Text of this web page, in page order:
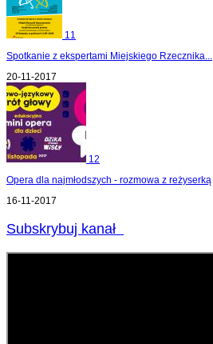
11
Spotkanie z ekspertami Miejskiego Rzecznika...
20-11-2017
12
Opera dla najmłodszych - rozmowa z reżyserką
16-11-2017
Subskrybuj kanał